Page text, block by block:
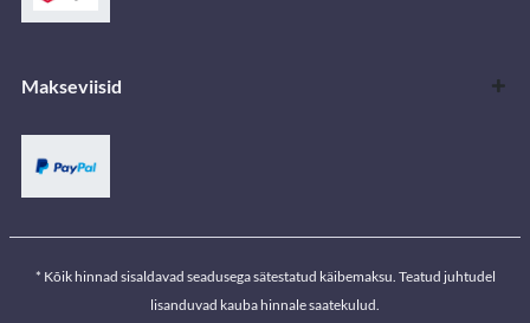
Makseviisid
* Kõik hinnad sisaldavad seadusega sätestatud käibemaksu. Teatud juhtudel
lisanduvad kauba hinnale saatekulud.